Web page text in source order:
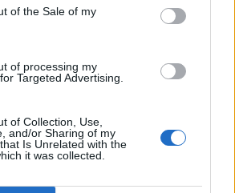
of the Sale of my
of processing my
Targeted Advertising.
of Collection, Use,
and/or Sharing of my
Is Unrelated with the
it was collected.
Előfizetés
VAGY?BEJELENTKEZÉS